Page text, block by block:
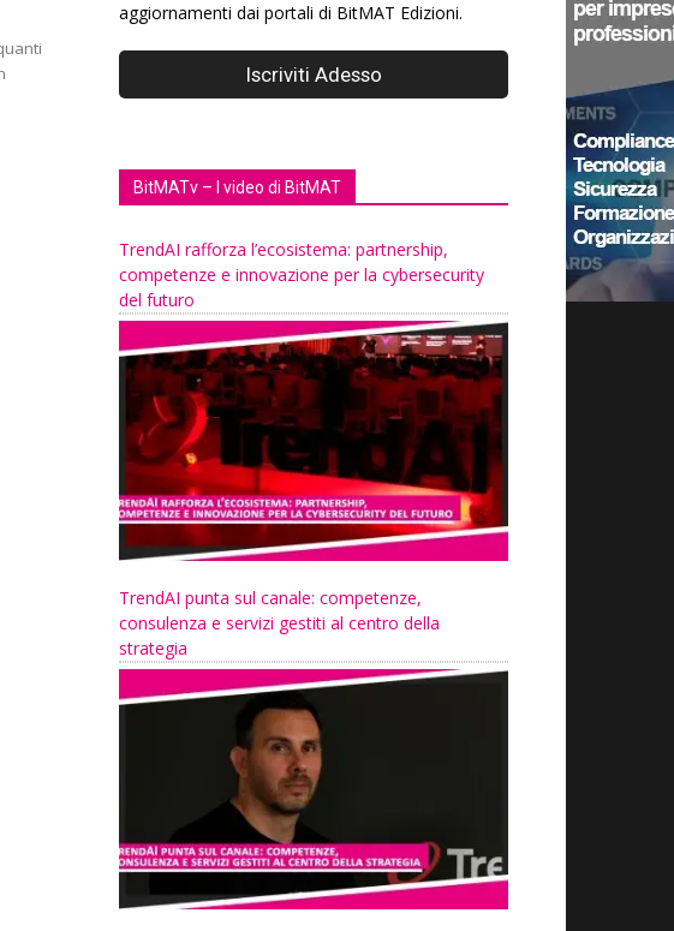
aggiornamenti dai portali di BitMAT Edizioni.
BitMATv – I video di BitMAT
TrendAI rafforza l’ecosistema: partnership,
competenze e innovazione per la cybersecurity
del futuro
TrendAI punta sul canale: competenze,
consulenza e servizi gestiti al centro della
strategia